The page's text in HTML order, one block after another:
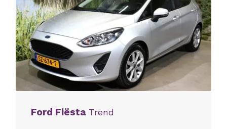
Ford Fiësta Trend